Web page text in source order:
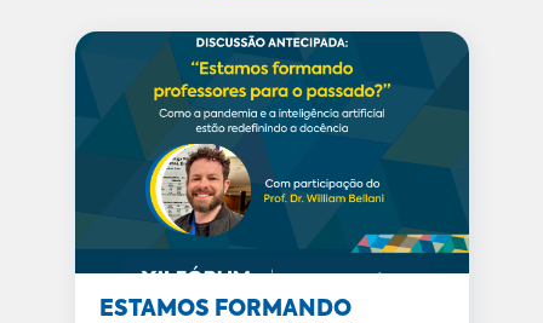
ESTAMOS FORMANDO